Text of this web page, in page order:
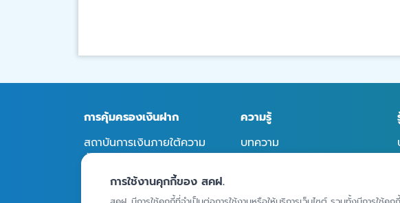
การคุ้มครองเงินฝาก
สถาบันการเงินภายใต้ความ
คุ้มครอง
ผู้ฝากเงินที่ได้รับความ
คุ้มครอง
ความรู้
บทความ
วิดีโอ
การใช้งานคุกกี้ของ สคฝ.